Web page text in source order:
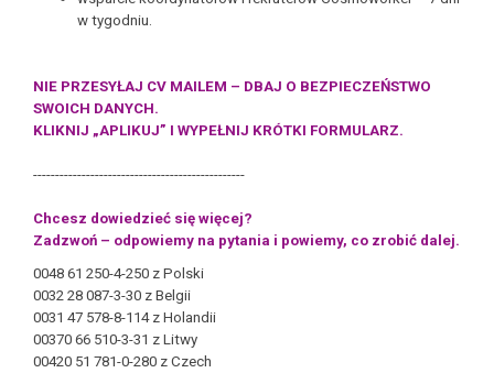
w tygodniu.
NIE PRZESYŁAJ CV MAILEM – DBAJ O BEZPIECZEŃSTWO
SWOICH DANYCH.
KLIKNIJ „APLIKUJ” I WYPEŁNIJ KRÓTKI FORMULARZ.
------------------------------------------------
Chcesz dowiedzieć się więcej?
Zadzwoń – odpowiemy na pytania i powiemy, co zrobić dalej.
0048 61 250-4-250 z Polski
0032 28 087-3-30 z Belgii
0031 47 578-8-114 z Holandii
00370 66 510-3-31 z Litwy
00420 51 781-0-280 z Czech